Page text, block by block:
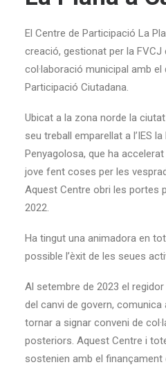
El Centre de Participació La
creació, gestionat per la FVCJ
col·laboració municipal amb
Participació Ciutadana.
Ubicat a la zona norde la
seu treball emparellat a l’IES la
Penyagolosa, que ha
jove fent coses per les
Aquest Centre obri les portes
2022.
Ha tingut una animadora en
possible l’èxit de les seues
Al setembre de 2023 el
del canvi de govern, comunica
tornar a signar conveni de
posteriors. Aquest Centre i
sostenien amb el finançament